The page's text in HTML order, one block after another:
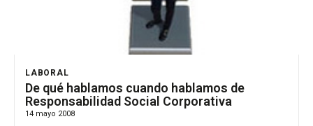
LABORAL
De qué hablamos cuando hablamos de
Responsabilidad Social Corporativa
14 mayo 2008